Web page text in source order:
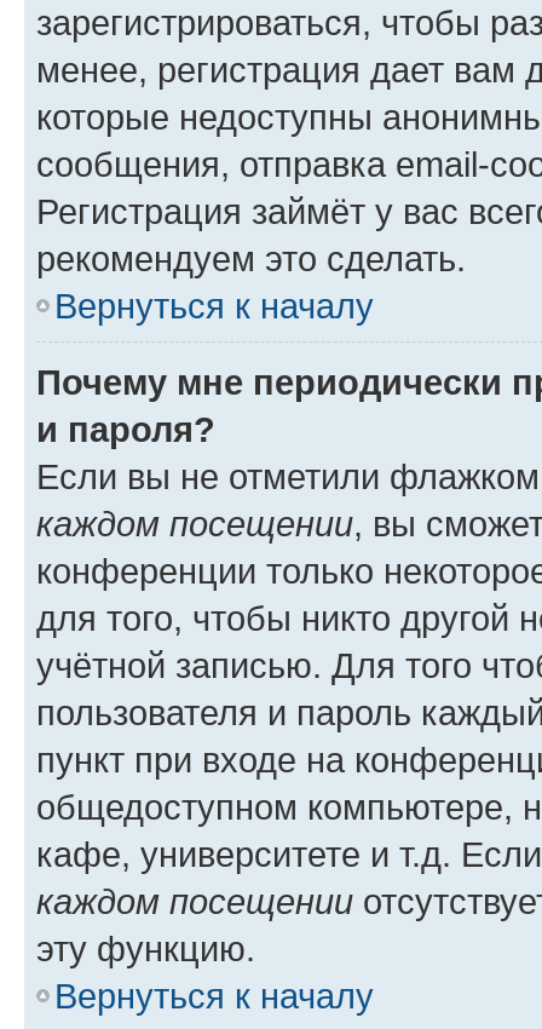
зарегистрироваться, чтобы
менее, регистрация дает вам
которые недоступны
сообщения, отправка email-
Регистрация займёт у вас
рекомендуем это сделать.
Вернуться к началу
Почему мне периодически
и пароля?
Если вы не отметили
каждом посещении, вы
конференции только
для того, чтобы никто другой
учётной записью. Для того
пользователя и пароль
пункт при входе на
общедоступном компьютере,
кафе, университете и т.д.
каждом посещении
эту функцию.
Вернуться к началу